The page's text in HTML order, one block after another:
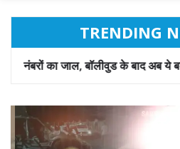
TRENDING
बाद अब ये बड़ा नाम निशाने पर! मुंबई जैसा